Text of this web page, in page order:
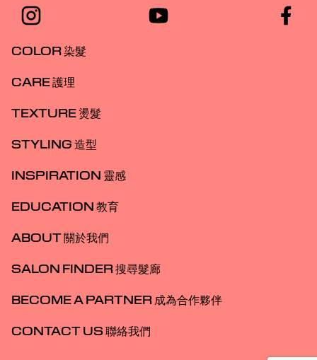
COLOR 染髮
CARE 護理
TEXTURE 燙髮
STYLING 造型
INSPIRATION 靈感
EDUCATION 教育
ABOUT 關於我們
SALON FINDER 搜尋髮廊
BECOME A PARTNER 成為合作夥伴
CONTACT US 聯絡我們